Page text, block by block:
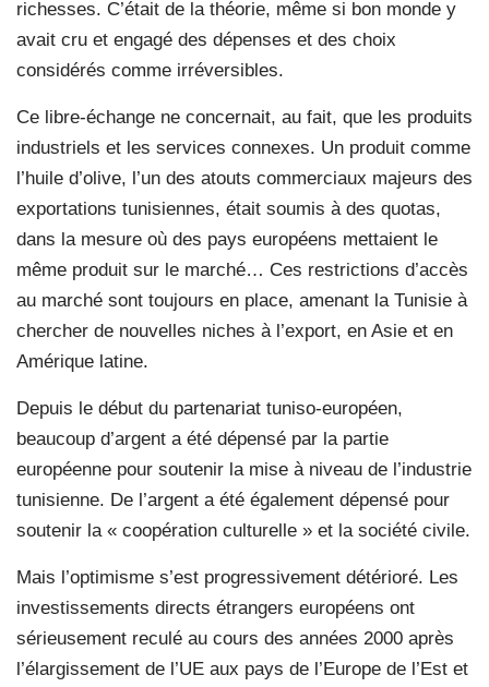
richesses. C’était de la théorie, même si bon monde y
avait cru et engagé des dépenses et des choix
considérés comme irréversibles.
Ce libre-échange ne concernait, au fait, que les produits
industriels et les services connexes. Un produit comme
l’huile d’olive, l’un des atouts commerciaux majeurs des
exportations tunisiennes, était soumis à des quotas,
dans la mesure où des pays européens mettaient le
même produit sur le marché… Ces restrictions d’accès
au marché sont toujours en place, amenant la Tunisie à
chercher de nouvelles niches à l’export, en Asie et en
Amérique latine.
Depuis le début du partenariat tuniso-européen,
beaucoup d’argent a été dépensé par la partie
européenne pour soutenir la mise à niveau de l’industrie
tunisienne. De l’argent a été également dépensé pour
soutenir la « coopération culturelle » et la société civile.
Mais l’optimisme s’est progressivement détérioré. Les
investissements directs étrangers européens ont
sérieusement reculé au cours des années 2000 après
l’élargissement de l’UE aux pays de l’Europe de l’Est et